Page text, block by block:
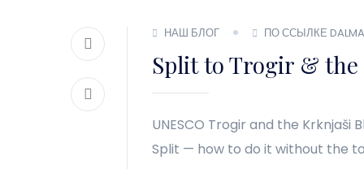
НАШ БЛОГ ПО ССЫЛКЕ
Split to Trogir & the
UNESCO Trogir and the
Split — how to do it without the